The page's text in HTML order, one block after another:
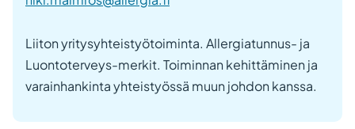
Liiton yritysyhteistyötoiminta. Allergiatunnus- ja
Luontoterveys-merkit. Toiminnan kehittäminen ja
varainhankinta yhteistyössä muun johdon kanssa.